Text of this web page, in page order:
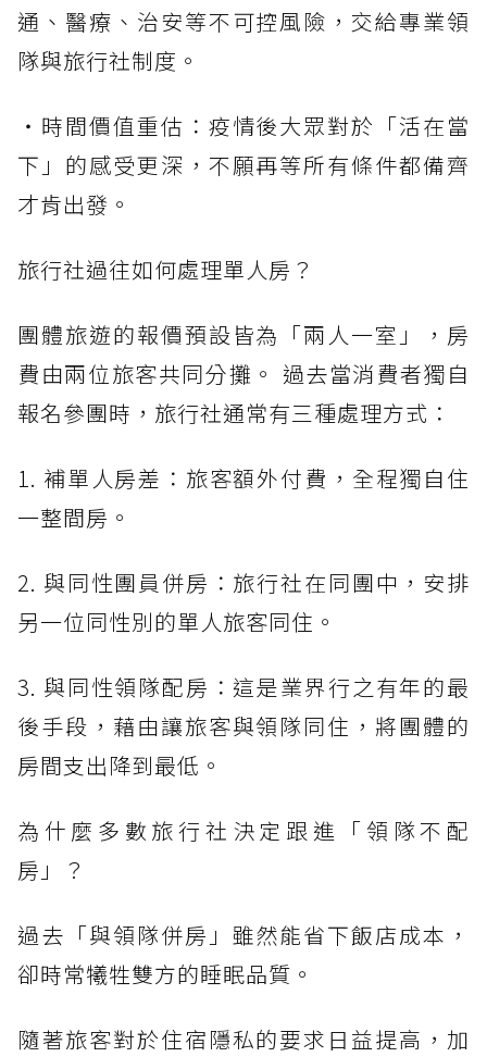
通、醫療、治安等不可控風險，交給專業領
隊與旅行社制度。
・時間價值重估：疫情後大眾對於「活在當
下」的感受更深，不願再等所有條件都備齊
才肯出發。
旅行社過往如何處理單人房？
團體旅遊的報價預設皆為「兩人一室」，房
費由兩位旅客共同分攤。 過去當消費者獨自
報名參團時，旅行社通常有三種處理方式：
1. 補單人房差：旅客額外付費，全程獨自住
一整間房。
2. 與同性團員併房：旅行社在同團中，安排
另一位同性別的單人旅客同住。
3. 與同性領隊配房：這是業界行之有年的最
後手段，藉由讓旅客與領隊同住，將團體的
房間支出降到最低。
為什麼多數旅行社決定跟進「領隊不配
房」？
過去「與領隊併房」雖然能省下飯店成本，
卻時常犧牲雙方的睡眠品質。
隨著旅客對於住宿隱私的要求日益提高，加